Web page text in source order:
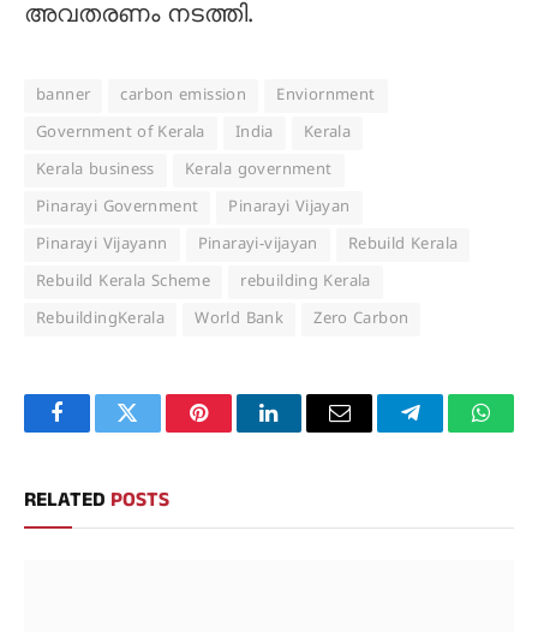
അവതരണം നടത്തി.
banner carbon emission
Enviornment
Government of Kerala
India
Kerala
Kerala business
Kerala government
Pinarayi Government
Pinarayi Vijayan
Pinarayi Vijayann
Pinarayi-vijayan
Rebuild Kerala
Rebuild Kerala Scheme
rebuilding Kerala
RebuildingKerala
World Bank Zero Carbon
FacebookTwitter PinterestLinkedInEmail Telegram
RELATED POSTS